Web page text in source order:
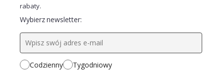
rabaty.
Wybierz newsletter:
Codzienny Tygodniowy